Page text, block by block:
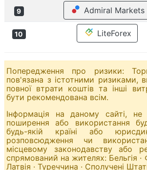
9 Admiral Markets
10 LiteForex
Попередження про ризики:
пов'язана з істотними ризиками,
повної втрати коштів та інші
бути рекомендована всім.
Інформація на даному сайті, не
поширення або використання
будь-якій країні або
розповсюдження чи
місцевому законодавству або
спрямований на жителях: Бельгія ·
Латвія · Туреччина · Сполучені